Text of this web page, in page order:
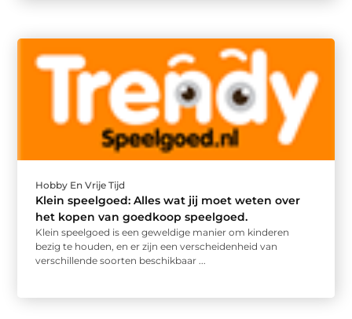
Hobby En Vrije Tijd
Klein speelgoed: Alles wat jij moet weten over
het kopen van goedkoop speelgoed.
Klein speelgoed is een geweldige manier om kinderen
bezig te houden, en er zijn een verscheidenheid van
verschillende soorten beschikbaar ...